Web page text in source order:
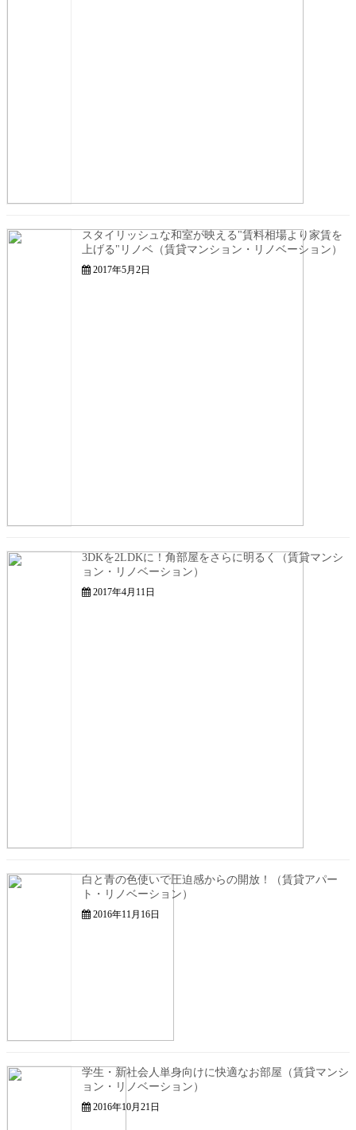
スタイリッシュな和室が映える"賃料相場より家賃を
上げる"リノベ（賃貸マンション・リノベーション）
2017年5月2日
3DKを2LDKに！角部屋をさらに明るく（賃貸マンシ
ョン・リノベーション）
2017年4月11日
白と青の色使いで圧迫感からの開放！（賃貸アパー
ト・リノベーション）
2016年11月16日
学生・新社会人単身向けに快適なお部屋（賃貸マンシ
ョン・リノベーション）
2016年10月21日